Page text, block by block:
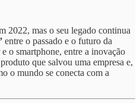
2022, mas o seu legado continua
entre o passado e o futuro da
o smartphone, entre a inovação
que salvou uma empresa e,
o mundo se conecta com a